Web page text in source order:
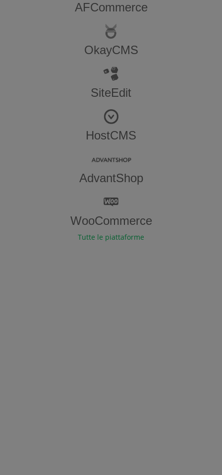
AFCommerce
OkayCMS
SiteEdit
HostCMS
AdvantShop
WooCommerce
Tutte le piattaforme